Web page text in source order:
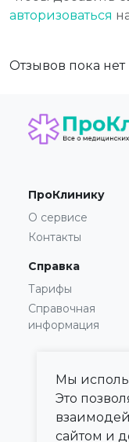
авторизоваться
Отзывов пока нет
ПроКлинику
О сервисе
Контакты
Справка
Тарифы
Справочная
информация
Мы
Это
сайтом и